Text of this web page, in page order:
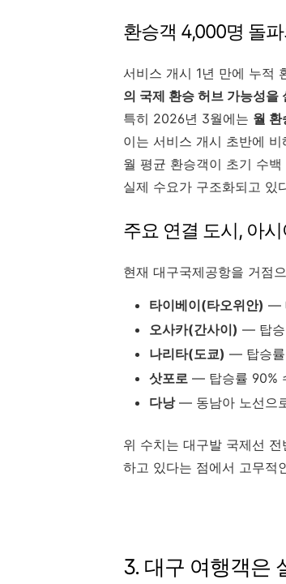
환승객 4,000명 돌
서비스 개시 1년 만에 누적
의 국제 환승 허브 가능성을
특히 2026년 3월에는 월
이는 서비스 개시 초반에
월 평균 환승객이 초기 수
실제 수요가 구조화되고 있
주요 연결 도시, 아
현재 대구국제공항을 거점
타이베이(타오위안) —
오사카(간사이) — 탑승
나리타(도쿄) — 탑승률
삿포로 — 탑승률 90%
다낭— 동남아 노선으
위 수치는 대구발 국제선
하고 있다는 점에서 고무적
3. 대구 여행객은